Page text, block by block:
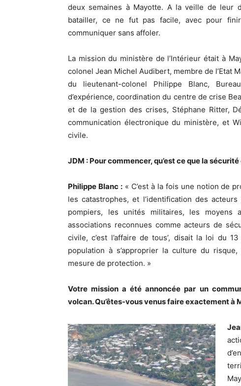
deux semaines à Mayotte. A la veille de leur
batailler, ce ne fut pas facile, avec pour
communiquer sans affoler.
La mission du ministère de l’Intérieur était à
colonel Jean Michel Audibert, membre de l’Etat
du lieutenant-colonel Philippe Blanc,
d’expérience, coordination du centre de crise
et de la gestion des crises, Stéphane Ritter,
communication électronique du ministère, et
civile.
JDM : Pour commencer, qu’est ce que la
Philippe Blanc :« C’est à la fois une notion de
les catastrophes, et l’identification des
pompiers, les unités militaires, les moyens
associations reconnues comme acteurs de
civile, c’est l’affaire de tous’, disait la loi du
population à s’approprier la culture du
mesure de protection. »
Votre mission a été annoncée par un
volcan. Qu’êtes-vous venus faire exactement à